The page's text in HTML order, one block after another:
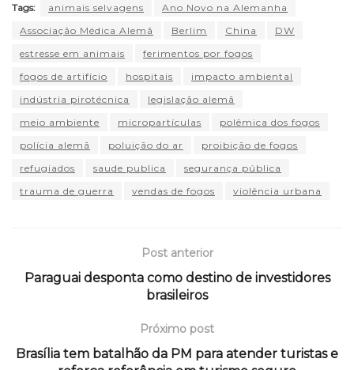
Tags: animais selvagens
Ano Novo na Alemanha
Associação Médica Alemã
Berlim China
DW
estresse em animais
ferimentos por fogos
fogos de artifício
hospitais
impacto ambiental
indústria pirotécnica
legislação alemã
meio ambiente
micropartículas
polêmica dos fogos
polícia alemã
poluição do ar
proibição de fogos
refugiados
saude publica
segurança pública
trauma de guerra
vendas de fogos violência urbana
Post anterior
Paraguai desponta como destino de investidores
brasileiros
Próximo post
Brasília tem batalhão da PM para atender turistas e